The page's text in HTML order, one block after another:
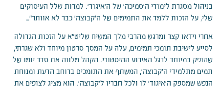
בניהול מסגרת לימודי ה'סמיכה' של ה'איגוד'. למרות שלל העיסוקים
שלי, על הזכות ללמד את התמימים של ה'קבוצה' כבר לא אוותר"…
אחרי וידאו קצר ומרגש מהרבי מלך המשיח שליט"א על הזכות הגדולה
לסייע לישיבת תומכי תמימים, עלה על המסך סרטון מיוחד ולא שגרתי,
שהופק במיוחד לרגל האירוע ההיסטורי. הקהל מלווה את סדר יומו של
תמים מתלמידי ה'קבוצה', המשתף את התומכים ברוחב הדעת ומנוחת
הנפש שמספק ה'איגוד' לו ולכל חבריו ל'קבוצה'. הוא מציג לצופים את